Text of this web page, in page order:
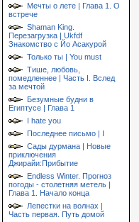
Мечты о лете | Глава 1. О
встрече
Shaman King.
Перезагрузка | Ukfdf
Знакомство с Йо Асакурой
Только ты | You must
Тише, любовь,
помедленнее | Часть I. Вслед
за мечтой
Безумные будни в
Египтусе | Глава 1
I hate you
Последнее письмо | I
Сады дурмана | Новые
приключения
Джирайи:Прибытие
Endless Winter. Прогноз
погоды - столетняя метель |
Глава 1. Начало конца
Лепестки на волнах |
Часть первая. Путь домой